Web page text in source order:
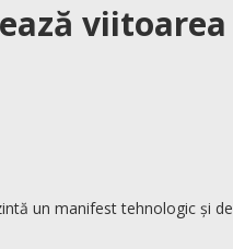
viitoarea
un manifest tehnologic și de